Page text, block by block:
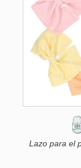
Lazo para el